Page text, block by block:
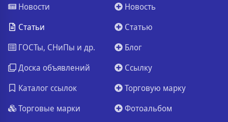
Новости
Статьи
ГОСТы, СНиПы и др.
Доска объявлений
Каталог ссылок
Торговые марки
Новость
Статью
Блог
Ссылку
Торговую марку
Фотоальбом